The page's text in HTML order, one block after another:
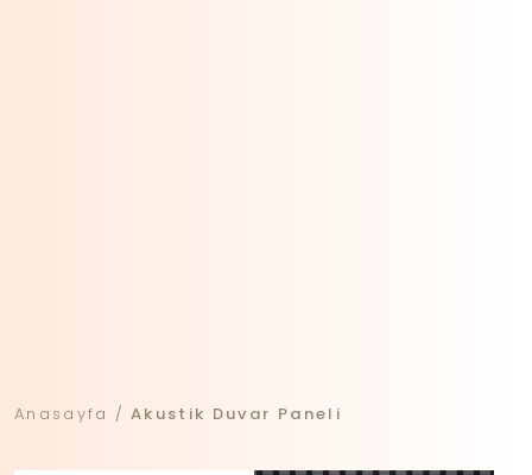
Anasayfa Akustik Duvar Paneli